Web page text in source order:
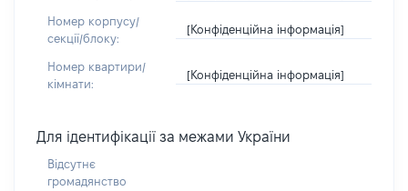
Номер корпусу/
секції/блоку:
[Конфіденційна інформація]
Номер квартири/
кімнати:
[Конфіденційна інформація]
Для ідентифікації за межами України
Відсутнє
громадянство